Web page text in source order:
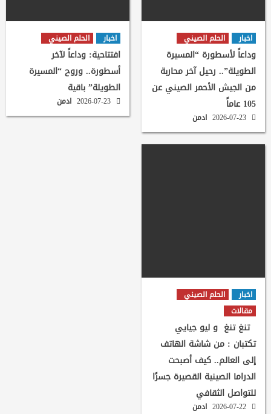
اخبار الحلم الصيني
وداعاً لأسطورة “المسيرة
الطويلة”.. رحيل آخر محاربة
من الجيش الأحمر الصيني عن
105 عاماً
ادمن
اخبار الحلم الصيني
افتتاحية: وداعاً لآخر
أسطورة.. وروح “المسيرة
الطويلة” باقية
ادمن
اخبار
الحلم الصيني
مقالات
تنغ تنغ و ليو جيايي
تكتبان : من شاشة الهاتف
إلى العالم.. كيف أصبحت
الدراما الصينية القصيرة جسرًا
للتواصل الثقافي
ادمن